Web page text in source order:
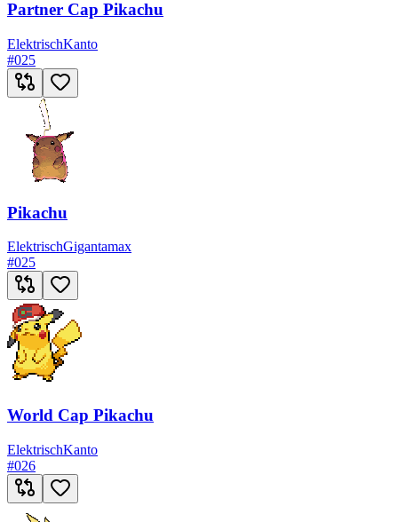
Partner Cap Pikachu
ElektrischKanto
#025
Pikachu
ElektrischGigantamax
#025
World Cap Pikachu
ElektrischKanto
#026